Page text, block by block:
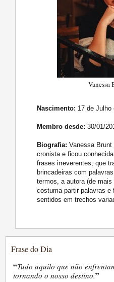
Vanessa
Nascimento: 17 de
Membro desde: 30/01/
Biografia: Vanessa Brunt
cronista e ficou
frases irreverentes, que
brincadeiras com
termos, a autora (de
costuma partir palavras e
sentidos em trechos
Frase do Dia
“Tudo aquilo que não
tornando o nosso destino.”